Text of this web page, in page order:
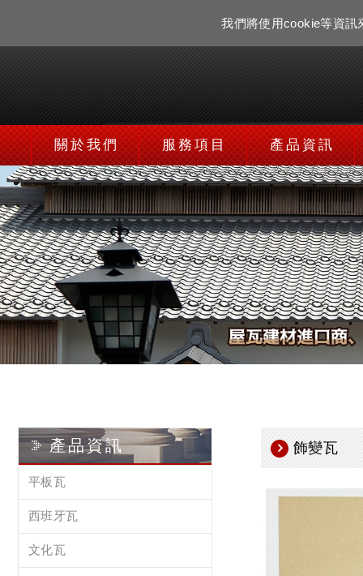
我們將使用cookie等資訊
關於我們 服務項目 產品資訊
產品資訊
平板瓦
西班牙瓦
文化瓦
飾變瓦